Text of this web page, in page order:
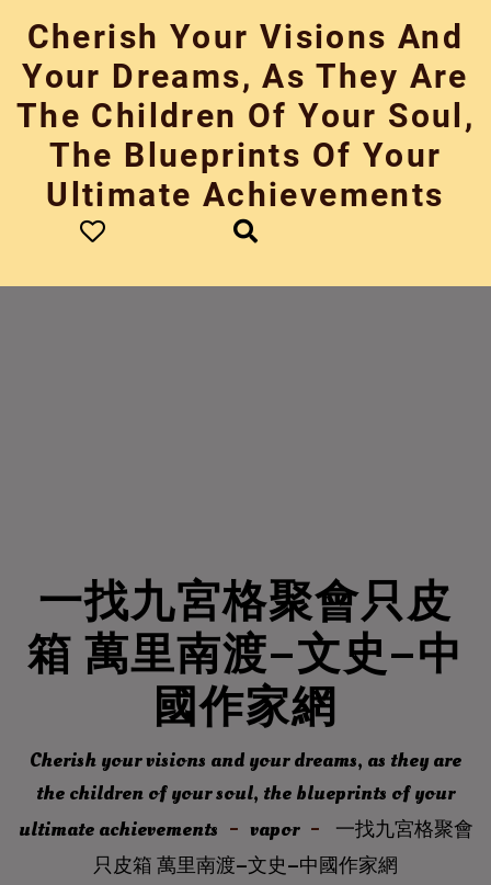
content
Cherish Your Visions And
Your Dreams, As They Are
The Children Of Your Soul,
The Blueprints Of Your
Ultimate Achievements
一找九宮格聚會只皮
箱 萬里南渡–文史–中
國作家網
Cherish your visions and your dreams, as they are
the children of your soul, the blueprints of your
ultimate achievements
vapor
一找九宮格聚會
只皮箱 萬里南渡–文史–中國作家網